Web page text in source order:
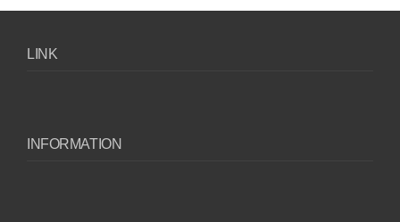
LINK
INFORMATION